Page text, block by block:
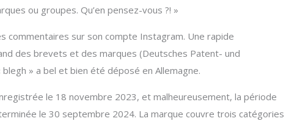
ou groupes. Qu’en pensez-vous ?! »
commentaires sur son compte Instagram. Une rapide
des brevets et des marques (Deutsches Patent- und
» a bel et bien été déposé en Allemagne.
le 18 novembre 2023, et malheureusement, la période
le 30 septembre 2024. La marque couvre trois catégories